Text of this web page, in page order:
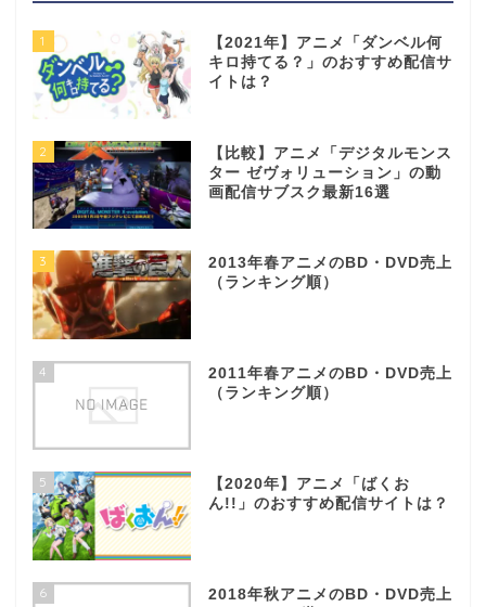
1
【2021年】アニメ「ダンベル何
キロ持てる？」のおすすめ配信サ
イトは？
2
【比較】アニメ「デジタルモンス
ター ゼヴォリューション」の動
画配信サブスク最新16選
3
2013年春アニメのBD・DVD売上
（ランキング順）
4
2011年春アニメのBD・DVD売上
（ランキング順）
5
【2020年】アニメ「ばくお
ん!!」のおすすめ配信サイトは？
6
2018年秋アニメのBD・DVD売上